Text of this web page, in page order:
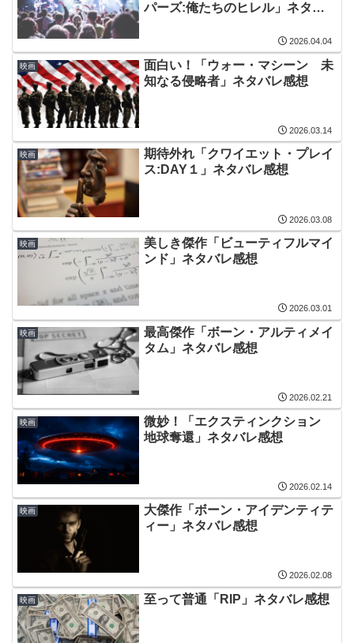
パーズ:俺たちのヒレル」ネタバ
2026.04.04
映画
面白い！「ウォー・マシーン 未
知なる侵略者」ネタバレ感想
2026.03.14
映画
期待外れ「クワイエット・プレイ
ス:DAY１」ネタバレ感想
2026.03.08
映画
美しき傑作「ビューティフルマイ
ンド」ネタバレ感想
2026.03.01
映画
最高傑作「ボーン・アルティメイ
タム」ネタバレ感想
2026.02.21
映画
微妙！「エクスティンクション
地球奪還」ネタバレ感想
2026.02.14
映画
大傑作「ボーン・アイデンティテ
ィー」ネタバレ感想
2026.02.08
映画 至って普通「RIP」ネタバレ感想